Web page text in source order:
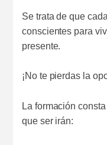
Se trata de que
conscientes para
presente.
¡No te pierdas la
La formación
que ser irán: